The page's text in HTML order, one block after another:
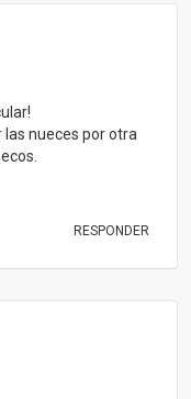
nueces por otra
RESPONDER